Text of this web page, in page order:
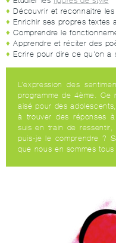
Découvrir et reconnaitre
Enrichir ses propres textes
Comprendre le
Apprendre et réciter des
Ecrire pour dire ce qu'on a
L’expression des
programme de 4ème. Ce
aisé pour des
à trouver des réponses
suis en train de
puis-je le comprendre ?
que nous en sommes